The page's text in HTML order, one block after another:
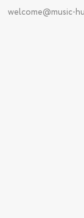
welcome@music-